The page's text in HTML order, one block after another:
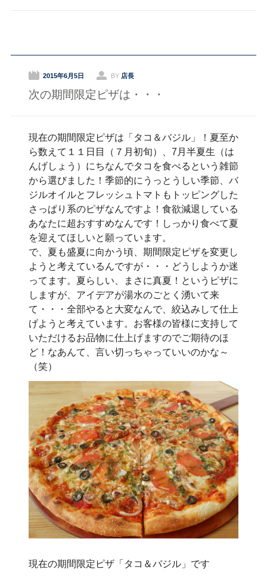
2015年6月5日 BY 店長
次の期間限定ピザは・・・
現在の期間限定ピザは「タコ＆バジル」！夏至か
ら数えて１１日目（７月初旬）、7月半夏生（は
んげしょう）にちなんでタコを食べるという雑節
から選びました！季節的にうっとうしい季節、バ
ジルオイルとフレッシュトマトもトッピングした
さっぱり系のピザなんですよ！食欲減退している
あなたに超おすすめなんです！しっかり食べて夏
を迎えてほしいと願っています。
で、夏も盛夏に向かう頃、期間限定ピザを変更し
ようと考えているんですが・・・どうしようか迷
ってます。夏らしい、まさに真夏！というピザに
しますが、アイデアが湯水のごとく湧いて来
て・・・全部やると大変なんで、絞込みして仕上
げようと考えています。お客様の皆様に支持して
いただけるお品物に仕上げますのでご期待のほ
ど！なあんて、言い切っちゃっていいのかな～
（笑）
現在の期間限定ピザ「タコ＆バジル」です